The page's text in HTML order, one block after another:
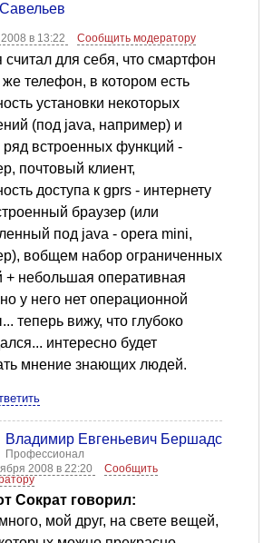
в 13:22
Сообщить модератору
считал для себя, что смартфон
же телефон, в котором есть
установки некоторых
(под java, например) и
ряд встроенных функций -
почтовый клиент,
доступа к gprs - интернету
браузер (или
под java - opera mini,
вобщем набор ограниченных
+ небольшая оперативная
у него нет операционной
теперь вижу, что глубоко
интересно будет
мнение знающих людей.
Владимир Евгеньевич Бершадский
Профессионал
2008 в 22:20
Сообщить
Сократ говорил:
мой друг, на свете вещей,